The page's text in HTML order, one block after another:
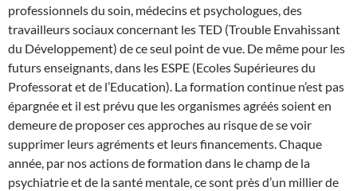
professionnels du soin, médecins et psychologues, des
travailleurs sociaux concernant les TED (Trouble Envahissant
du Développement) de ce seul point de vue. De même pour les
futurs enseignants, dans les ESPE (Ecoles Supérieures du
Professorat et de l’Education). La formation continue n’est pas
épargnée et il est prévu que les organismes agréés soient en
demeure de proposer ces approches au risque de se voir
supprimer leurs agréments et leurs financements. Chaque
année, par nos actions de formation dans le champ de la
psychiatrie et de la santé mentale, ce sont près d’un millier de